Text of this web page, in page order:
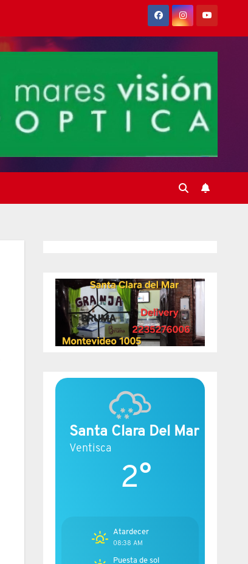
Santa Clara Del Mar
Ventisca
2°
Atardecer
08:38 AM
Puesta de sol